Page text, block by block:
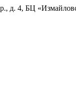
д. 4, БЦ